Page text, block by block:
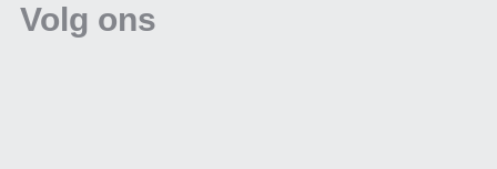
Volg ons